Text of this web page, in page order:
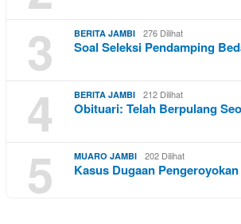
3 BERITA JAMBI 276 Dilihat
Soal Seleksi Pendamping
4 BERITA JAMBI 212 Dilihat
Obituari: Telah Berpulang
5 MUARO JAMBI 202 Dilihat
Kasus Dugaan